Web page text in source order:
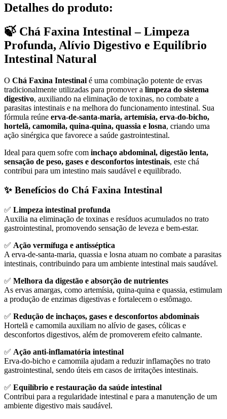
Detalhes do produto:
🍃 Chá Faxina Intestinal – Limpeza
Profunda, Alívio Digestivo e Equilíbrio
Intestinal Natural
O Chá Faxina Intestinal é uma combinação potente de ervas
tradicionalmente utilizadas para promover a limpeza do sistema
digestivo, auxiliando na eliminação de toxinas, no combate a
parasitas intestinais e na melhora do funcionamento intestinal. Sua
fórmula reúne erva-de-santa-maria, artemísia, erva-do-bicho,
hortelã, camomila, quina-quina, quassia e losna, criando uma
ação sinérgica que favorece a saúde gastrointestinal.
Ideal para quem sofre com inchaço abdominal, digestão lenta,
sensação de peso, gases e desconfortos intestinais, este chá
contribui para um intestino mais saudável e equilibrado.
✨ Benefícios do Chá Faxina Intestinal
✅ Limpeza intestinal profunda
Auxilia na eliminação de toxinas e resíduos acumulados no trato
gastrointestinal, promovendo sensação de leveza e bem-estar.
✅ Ação vermífuga e antisséptica
A erva-de-santa-maria, quassia e losna atuam no combate a parasitas
intestinais, contribuindo para um ambiente intestinal mais saudável.
✅ Melhora da digestão e absorção de nutrientes
As ervas amargas, como artemísia, quina-quina e quassia, estimulam
a produção de enzimas digestivas e fortalecem o estômago.
✅ Redução de inchaços, gases e desconfortos abdominais
Hortelã e camomila auxiliam no alívio de gases, cólicas e
desconfortos digestivos, além de promoverem efeito calmante.
✅ Ação anti-inflamatória intestinal
Erva-do-bicho e camomila ajudam a reduzir inflamações no trato
gastrointestinal, sendo úteis em casos de irritações intestinais.
✅ Equilíbrio e restauração da saúde intestinal
Contribui para a regularidade intestinal e para a manutenção de um
ambiente digestivo mais saudável.